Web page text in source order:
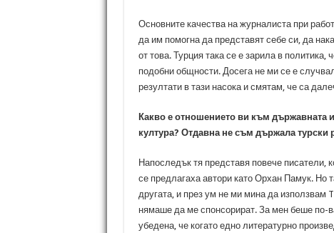
Основните качества на журналиста при
да им помогна да представят себе си, да
от това. Турция така се е зарила в
подобни общности. Досега не ми се е
резултати в тази насока и смятам, че са
Какво е отношението ви към държавната
култура? Отдавна не съм държала турски
Напоследък тя представя повече писатели,
се предлагаха автори като Орхан Памук. Но
другата, и през ум не ми мина да използвам
нямаше да ме спонсорират. За мен беше по-
убедена, че когато едно литературно